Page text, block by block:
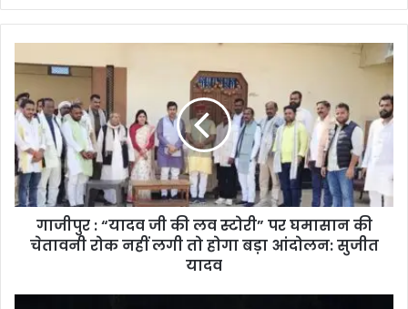
गाजीपुर : “यादव जी की लव स्टोरी” पर घमासान की
चेतावनी रोक नहीं लगी तो होगा बड़ा आंदोलन: सुजीत
यादव